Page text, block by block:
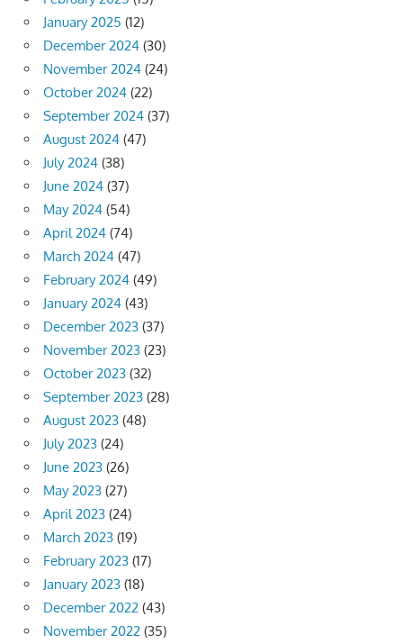
January 2025 (12)
December 2024 (30)
November 2024 (24)
October 2024 (22)
September 2024 (37)
August 2024 (47)
July 2024 (38)
June 2024 (37)
May 2024 (54)
April 2024 (74)
March 2024 (47)
February 2024 (49)
January 2024 (43)
December 2023 (37)
November 2023 (23)
October 2023 (32)
September 2023 (28)
August 2023 (48)
July 2023 (24)
June 2023 (26)
May 2023 (27)
April 2023 (24)
March 2023 (19)
February 2023 (17)
January 2023 (18)
December 2022 (43)
November 2022 (35)